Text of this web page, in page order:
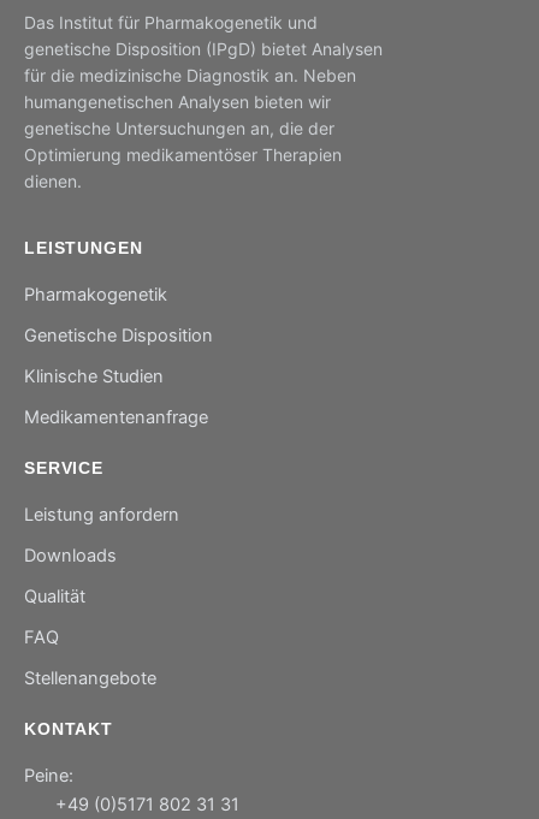
Das Institut für Pharmakogenetik und
genetische Disposition (IPgD) bietet Analysen
für die medizinische Diagnostik an. Neben
humangenetischen Analysen bieten wir
genetische Untersuchungen an, die der
Optimierung medikamentöser Therapien
dienen.
LEISTUNGEN
Pharmakogenetik
Genetische Disposition
Klinische Studien
Medikamentenanfrage
SERVICE
Leistung anfordern
Downloads
Qualität
FAQ
Stellenangebote
KONTAKT
Peine:
+49 (0)5171 802 31 31